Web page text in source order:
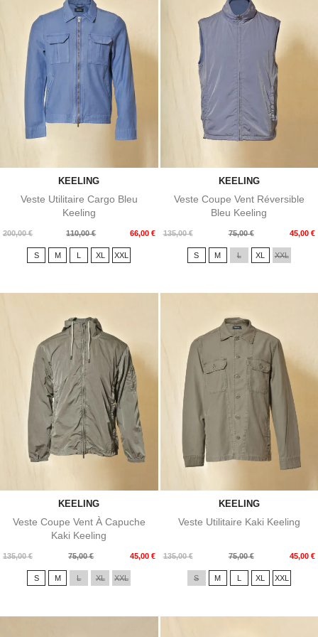
KEELING
Veste Utilitaire Cargo Bleu
Keeling
200,00 €
Prix
110,00 € 66,00 €
Prix
S M L XL XXL
KEELING
Veste Coupe Vent Réversible
Bleu Keeling
135,00 €
Prix
75,00 € 45,00 €
Prix
S M L XL XXL
KEELING
Veste Coupe Vent À Capuche
Kaki Keeling
135,00 €
Prix
75,00 € 45,00 €
Prix
S M L XL XXL
KEELING
Veste Utilitaire Kaki Keeling
135,00 €
Prix
75,00 € 45,00 €
Prix
S M XL XXL